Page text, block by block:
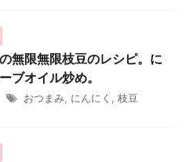
無限無限枝豆のレシピ。に
ブオイル炒め。
おつまみ にんにく 枝豆